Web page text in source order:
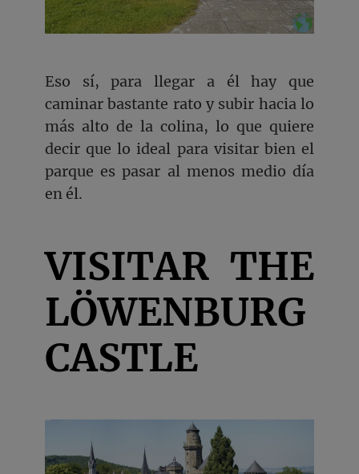
Eso sí, para llegar a él hay que
caminar bastante rato y subir hacia lo
más alto de la colina, lo que quiere
decir que lo ideal para visitar bien el
parque es pasar al menos medio día
en él.
VISITAR THE
LÖWENBURG
CASTLE